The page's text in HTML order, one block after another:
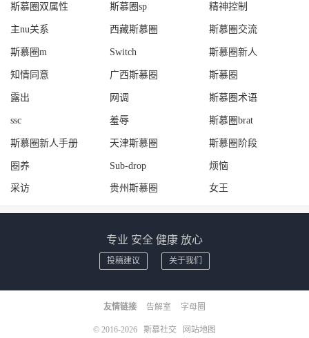
斯慕圈双属性 斯慕圈sp 精神控制
主nu关系 西藏斯慕圈 斯慕圈交流
斯慕圈m Switch 斯慕圈新人
知情同意 广西斯慕圈 斯慕圈
露出 网调 斯慕圈术语
ssc 羞辱 斯慕圈brat
斯慕圈新人手册 天津斯慕圈 斯慕圈阶段
圈养 Sub-drop 烦恼
采访 贵州斯慕圈 女王
专业 安全 健康 放心
投稿建议 关于我们
友情链接 告解室 字母圈
© 2016-2026 斯慕社交 网站地图